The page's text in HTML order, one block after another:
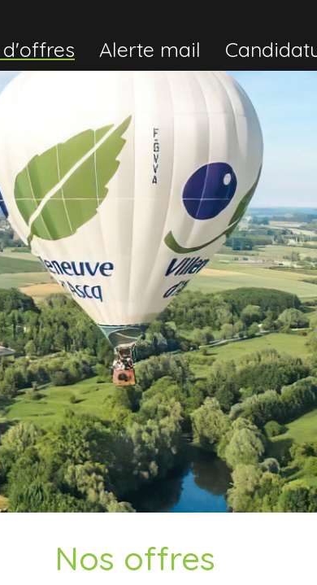
d'offres Alerte mail
Nos offres